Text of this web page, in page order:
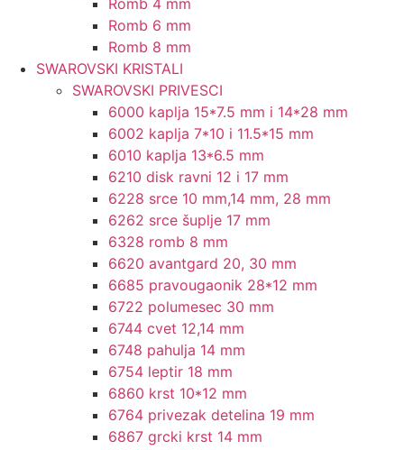
Romb 4 mm
Romb 6 mm
Romb 8 mm
SWAROVSKI KRISTALI
SWAROVSKI PRIVESCI
6000 kaplja 15*7.5 mm i 14*28 mm
6002 kaplja 7*10 i 11.5*15 mm
6010 kaplja 13*6.5 mm
6210 disk ravni 12 i 17 mm
6228 srce 10 mm,14 mm, 28 mm
6262 srce šuplje 17 mm
6328 romb 8 mm
6620 avantgard 20, 30 mm
6685 pravougaonik 28*12 mm
6722 polumesec 30 mm
6744 cvet 12,14 mm
6748 pahulja 14 mm
6754 leptir 18 mm
6860 krst 10*12 mm
6764 privezak detelina 19 mm
6867 grcki krst 14 mm